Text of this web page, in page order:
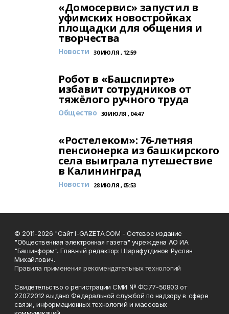
«Домосервис» запустил в
уфимских новостройках
площадки для общения и
творчества
Новости 30 ИЮЛЯ , 12:59
Робот в «Башспирте»
избавит сотрудников от
тяжёлого ручного труда
Общество 30 ИЮЛЯ , 04:47
«Ростелеком»: 76-летняя
пенсионерка из башкирского
села выиграла путешествие
в Калининград
Новости 28 ИЮЛЯ , 05:53
© 2011-2026 "Сайт I-GAZETA.COM - Сетевое издание
"Общественная электронная газета" учреждена АО ИА
"Башинформ". Главный редактор: Шарафутдинов Руслан
Михайлович.
Правила применения рекомендательных технологий
Свидетельство о регистрации СМИ № ФС77-50803 от
27.07.2012 выдано Федеральной службой по надзору в сфере
связи, информационных технологий и массовых